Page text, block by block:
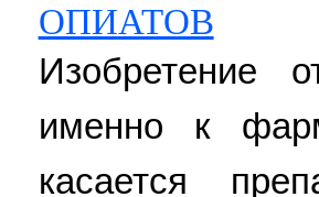
ОПИАТОВ
Изобретение
именно к
касается